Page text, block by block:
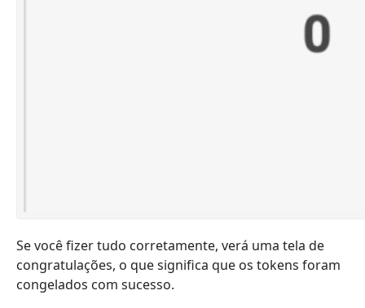
Se você fizer tudo corretamente, verá uma tela de
congratulações, o que significa que os tokens foram
congelados com sucesso.